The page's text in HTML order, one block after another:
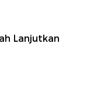
Lanjutkan